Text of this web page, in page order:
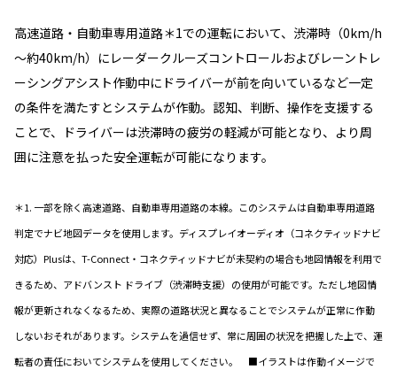
高速道路・自動車専用道路＊1での運転において、渋滞時（0km/h
～約40km/h）にレーダークルーズコントロールおよびレーントレ
ーシングアシスト作動中にドライバーが前を向いているなど一定
の条件を満たすとシステムが作動。認知、判断、操作を支援する
ことで、ドライバーは渋滞時の疲労の軽減が可能となり、より周
囲に注意を払った安全運転が可能になります。
＊1. 一部を除く高速道路、自動車専用道路の本線。このシステムは自動車専用道路
判定でナビ地図データを使用します。ディスプレイオーディオ（コネクティッドナビ
対応）Plusは、T-Connect・コネクティッドナビが未契約の場合も地図情報を利用で
きるため、アドバンスト ドライブ（渋滞時支援）の使用が可能です。ただし地図情
報が更新されなくなるため、実際の道路状況と異なることでシステムが正常に作動
しないおそれがあります。システムを過信せず、常に周囲の状況を把握した上で、運
転者の責任においてシステムを使用してください。 ■イラストは作動イメージで